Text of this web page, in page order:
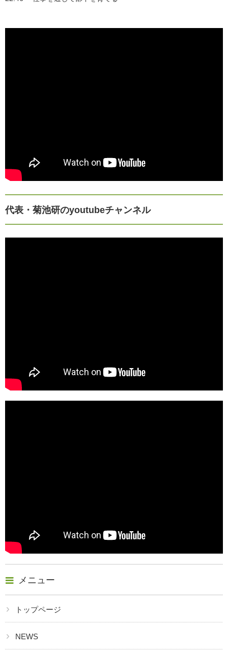
代表・菊池研のyoutubeチャンネル
メニュー
トップページ
NEWS